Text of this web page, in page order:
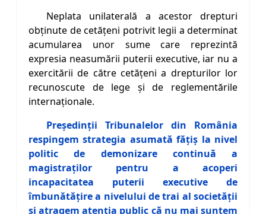
Neplata unilaterală a acestor drepturi
obţinute de cetăţeni potrivit legii a determinat
acumularea unor sume care reprezintă
expresia neasumării puterii executive, iar nu a
exercitării de către cetăţeni a drepturilor lor
recunoscute de lege şi de reglementările
internaţionale.
Preşedinţii Tribunalelor din România
respingem strategia asumată făţiş la nivel
politic de demonizare continuă a
magistraţilor pentru a acoperi
incapacitatea puterii executive de
îmbunătăţire a nivelului de trai al societăţii
şi atragem atenţia public că nu mai suntem